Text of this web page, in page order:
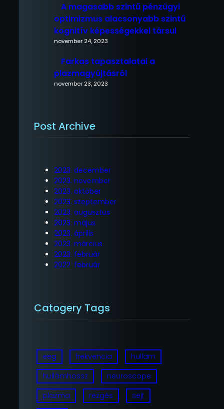
A magasabb szintű pénzügyi
optimizmus alacsonyabb szintű
kognitív képességekkel társul
november 24, 2023
Farkas tapasztalatai a
plazmagyújtásról
november 23, 2023
Post Archive
2023. december
2023. november
2023. október
2023. szeptember
2023. augusztus
2023. május
2023. április
2023. március
2023. február
2022. február
Catogery Tags
eeg frekvencia
hullám
hullámhossz
neuroscope
plazma
rezgés
sejt